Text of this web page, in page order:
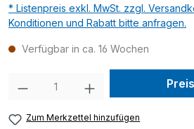
* Listenpreis exkl. MwSt. zzgl.
Konditionen und Rabatt bitte anfragen.
Verfügbar in ca. 16 Wochen
Produkt Anzahl: Gib
Zum Merkzettel hinzufügen